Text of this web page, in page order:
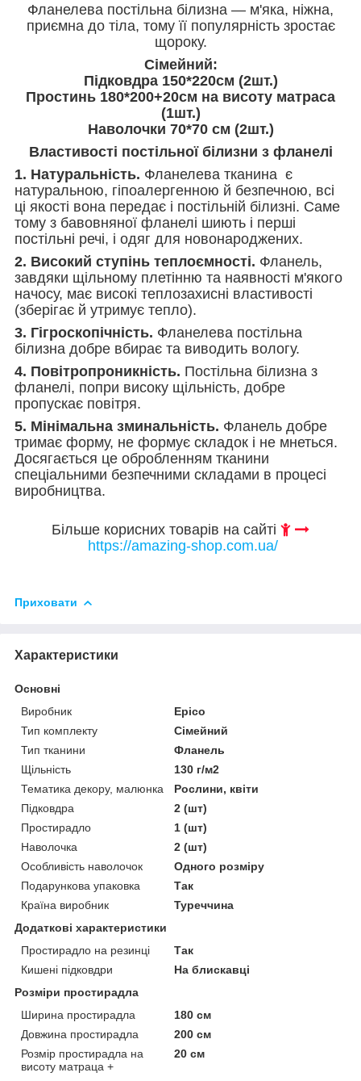
Фланелева постільна білизна — м'яка, ніжна,
приємна до тіла, тому її популярність зростає
щороку.
Сімейний:
Підковдра 150*220см (2шт.)
Простинь 180*200+20см на висоту матраса
(1шт.)
Наволочки 70*70 см (2шт.)
Властивості постільної білизни з фланелі
1. Натуральність. Фланелева тканина є
натуральною, гіпоалергенною й безпечною, всі
ці якості вона передає і постільній білизні. Саме
тому з бавовняної фланелі шиють і перші
постільні речі, і одяг для новонароджених.
2. Високий ступінь теплоємності. Фланель,
завдяки щільному плетінню та наявності м'якого
начосу, має високі теплозахисні властивості
(зберігає й утримує тепло).
3. Гігроскопічність. Фланелева постільна
білизна добре вбирає та виводить вологу.
4. Повітропроникність. Постільна білизна з
фланелі, попри високу щільність, добре
пропускає повітря.
5. Мінімальна зминальність. Фланель добре
тримає форму, не формує складок і не мнеться.
Досягається це обробленням тканини
спеціальними безпечними складами в процесі
виробництва.
Більше корисних товарів на сайті
https://amazing-shop.com.ua/
Приховати
Характеристики
Основні
Виробник
Epico
Тип комплекту
Сімейний
Тип тканини
Фланель
Щільність
130 г/м2
Тематика декору, малюнка
Рослини, квіти
Підковдра
2 (шт)
Простирадло
1 (шт)
Наволочка
2 (шт)
Особливість наволочок
Одного розміру
Подарункова упаковка
Так
Країна виробник
Туреччина
Додаткові характеристики
Простирадло на резинці
Так
Кишені підковдри
На блискавці
Розміри простирадла
Ширина простирадла
180 см
Довжина простирадла
200 см
Розмір простирадла на
висоту матраца +
20 см